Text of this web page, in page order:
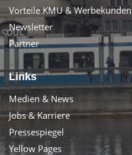
Vorteile KMU & Werbekunden
Newsletter
Partner
Links
Medien & News
Jobs & Karriere
Pressespiegel
Yellow Pages